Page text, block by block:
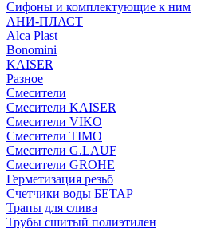
Сифоны и комплектующие к ним
АНИ-ПЛАСТ
Alca Plast
Bonomini
KAISER
Разное
Смесители
Смесители KAISER
Смесители VIKO
Смесители TIMO
Смесители G.LAUF
Смесители GROHE
Герметизация резьб
Счетчики воды БЕТАР
Трапы для слива
Трубы сшитый полиэтилен